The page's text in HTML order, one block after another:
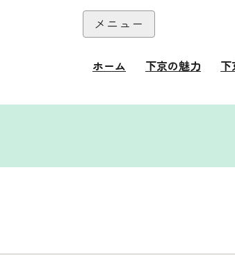
本文へ
メニュー
ホーム 下京の魅力 下